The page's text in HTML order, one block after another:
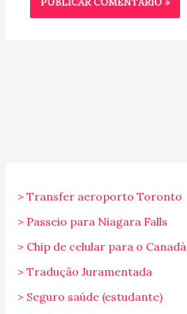
> Transfer aeroporto Toronto
> Passeio para Niagara Falls
> Chip de celular para o Canadá
> Tradução Juramentada
> Seguro saúde (estudante)